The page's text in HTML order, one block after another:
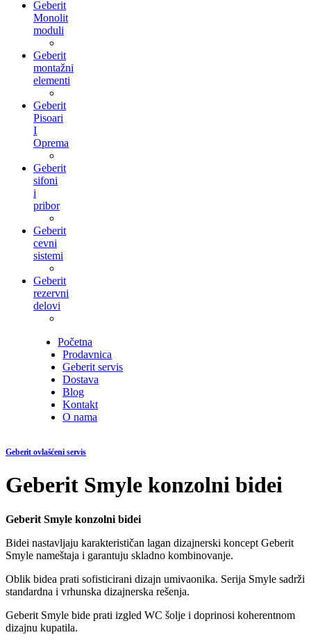
Geberit
Monolit
moduli
Geberit
montažni
elementi
Geberit
Pisoari
I
Oprema
Geberit
sifoni
i
pribor
Geberit
cevni
sistemi
Geberit
rezervni
delovi
Početna
Prodavnica
Geberit servis
Dostava
Blog
Kontakt
O nama
Geberit ovlašćeni servis
Geberit Smyle konzolni bidei
Geberit Smyle konzolni bidei
Bidei nastavljaju karakterističan lagan dizajnerski koncept Geberit
Smyle nameštaja i garantuju skladno kombinovanje.
Oblik bidea prati sofisticirani dizajn umivaonika. Serija Smyle sadrži
standardna i vrhunska dizajnerska rešenja.
Geberit Smyle bide prati izgled WC šolje i doprinosi koherentnom
dizajnu kupatila.